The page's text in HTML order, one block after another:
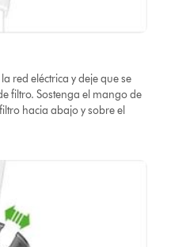
red eléctrica y deje que se
filtro. Sostenga el mango de
hacia abajo y sobre el